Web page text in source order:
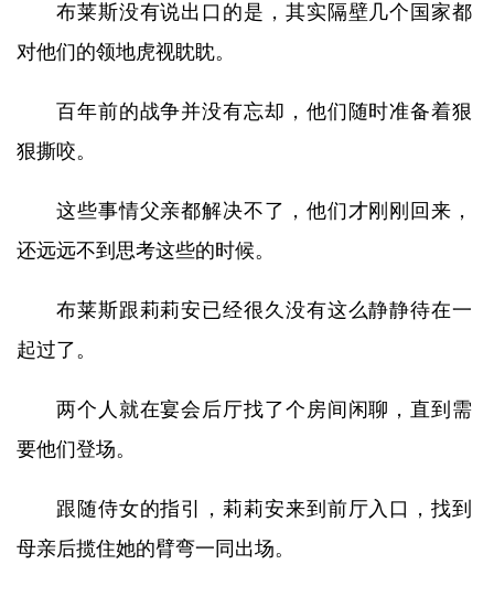
布莱斯没有说出口的是，其实隔壁几个国家都
对他们的领地虎视眈眈。
百年前的战争并没有忘却，他们随时准备着狠
狠撕咬。
这些事情父亲都解决不了，他们才刚刚回来，
还远远不到思考这些的时候。
布莱斯跟莉莉安已经很久没有这么静静待在一
起过了。
两个人就在宴会后厅找了个房间闲聊，直到需
要他们登场。
跟随侍女的指引，莉莉安来到前厅入口，找到
母亲后揽住她的臂弯一同出场。